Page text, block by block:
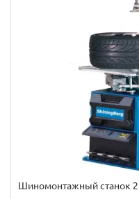
Шиномонтажный станок